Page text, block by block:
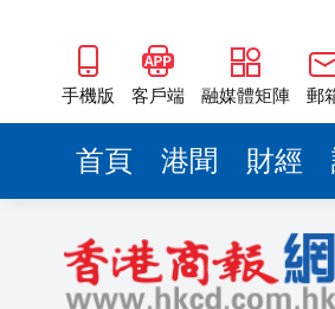
手機版 客戶端 融媒體矩陣 郵
首頁 港聞 財經